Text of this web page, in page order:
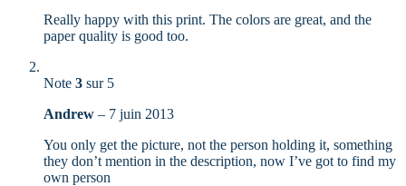
Really happy with this print. The colors are great, and the
paper quality is good too.
Note 3 sur 5
Andrew – 7 juin 2013
You only get the picture, not the person holding it, something
they don’t mention in the description, now I’ve got to find my
own person